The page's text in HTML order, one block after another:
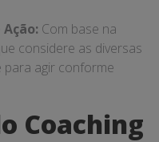
Com base na
considere as diversas
para agir conforme
Coaching